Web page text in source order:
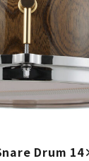
Drum